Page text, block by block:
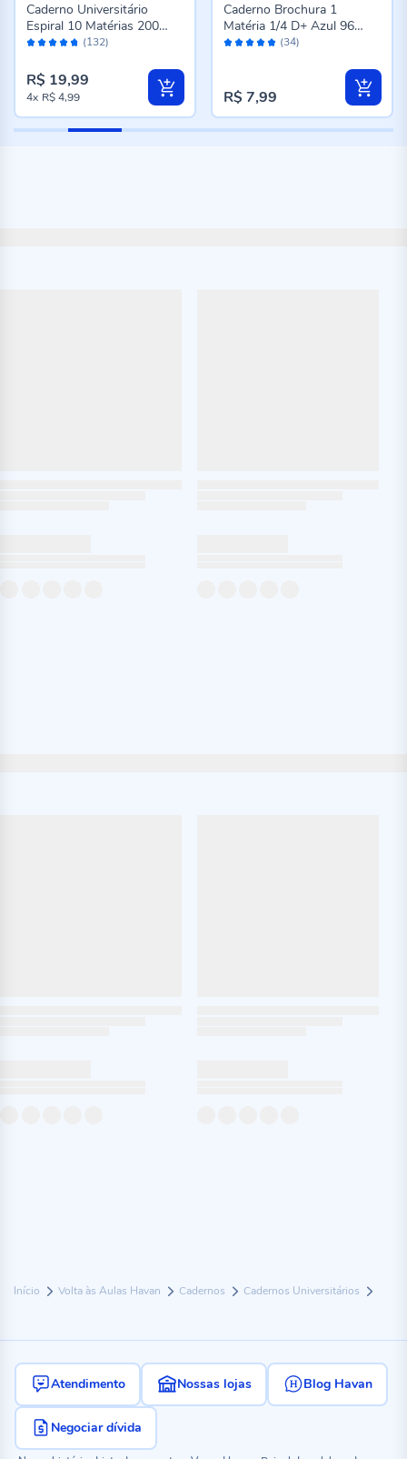
Início Volta às Aulas Havan Cadernos Cadernos Universitários
Avaliação: (132)
Caderno Universitário
Espiral 10 Matérias 200
Folhas Tilibra - Sortido
R$ 19,99
4x R$ 4,99
Avaliação: (34)
Caderno Brochura 1
Matéria 1/4 D+ Azul 96
Folhas Tilibra - 116700
R$ 7,99
Atendimento Nossas lojas Blog Havan
Negociar dívida